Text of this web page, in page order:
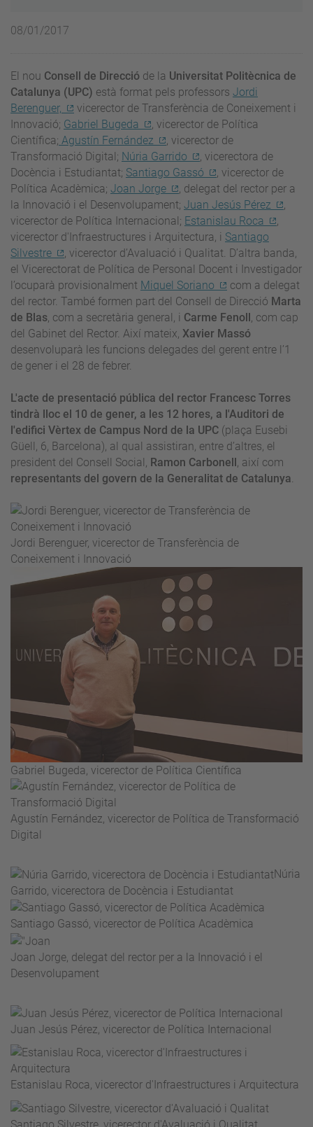
08/01/2017
El nou Consell de Direcció de la Universitat Politècnica de
Catalunya (UPC) està format pels professors Jordi
Berenguer,
vicerector de Transferència de Coneixement i
Innovació; Gabriel Bugeda
, vicerector de Política
Científica; Agustín Fernández
, vicerector de
Transformació Digital; Núria Garrido
, vicerectora de
Docència i Estudiantat; Santiago Gassó
, vicerector de
Política Acadèmica; Joan Jorge
, delegat del rector per a
la Innovació i el Desenvolupament; Juan Jesús Pérez
,
vicerector de Política Internacional; Estanislau Roca
,
vicerector d'Infraestructures i Arquitectura, i Santiago
Silvestre
, vicerector d’Avaluació i Qualitat. D’altra banda,
el Vicerectorat de Política de Personal Docent i Investigador
l’ocuparà provisionalment Miquel Soriano
com a delegat
del rector. També formen part del Consell de Direcció Marta
de Blas, com a secretària general, i Carme Fenoll , com cap
del Gabinet del Rector. Així mateix, Xavier Massó
desenvoluparà les funcions delegades del gerent entre l’1
de gener i el 28 de febrer.
L'acte de presentació pública del rector Francesc Torres
tindrà lloc el 10 de gener, a les 12 hores, a l'Auditori de
l'edifici Vèrtex de Campus Nord de la UPC (plaça Eusebi
Güell, 6, Barcelona), al qual assistiran, entre d’altres, el
president del Consell Social, Ramon Carbonell , així com
representants del govern de la Generalitat de Catalunya.
Jordi Berenguer, vicerector de Transferència de
Coneixement i Innovació
Gabriel Bugeda, vicerector de Política Científica
Agustín Fernández, vicerector de Política de Transformació
Digital
Núria
Garrido, vicerectora de Docència i Estudiantat
Santiago Gassó, vicerector de Política Acadèmica
Joan Jorge, delegat del rector per a la Innovació i el
Desenvolupament
Juan Jesús Pérez, vicerector de Política Internacional
Estanislau Roca, vicerector d'Infraestructures i Arquitectura